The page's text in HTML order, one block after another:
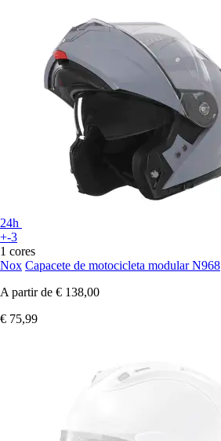
24h
+-3
1 cores
Nox Capacete de motocicleta modular N968
A partir de € 138,00
€ 75,99